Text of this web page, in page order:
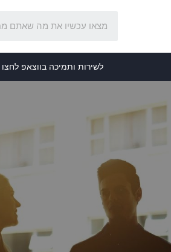
לשירות ותמיכה בווצאפ לחצו